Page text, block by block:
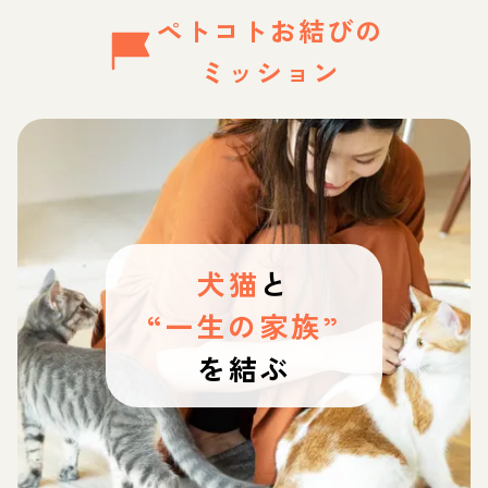
ペトコトお結びの
ミッション
犬猫 と
“一生の家族”
を結ぶ